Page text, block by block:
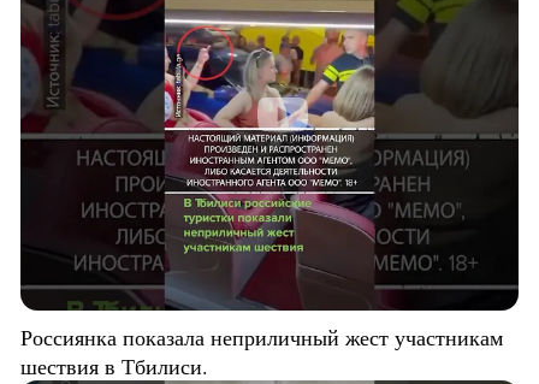
Россиянка показала неприличный жест участникам
шествия в Тбилиси.